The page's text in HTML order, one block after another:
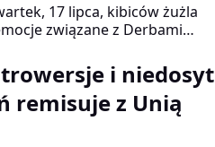
17 lipca, kibiców żużla
związane z Derbami
w Lesznie zmierzą się Fogo
PSŻ Poznań. Początek
na godzinę 19:00.i niedosyt
remisuje z Unią